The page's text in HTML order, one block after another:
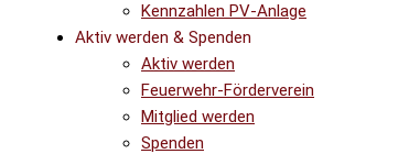
Kennzahlen PV-Anlage
Aktiv werden & Spenden
Aktiv werden
Feuerwehr-Förderverein
Mitglied werden
Spenden